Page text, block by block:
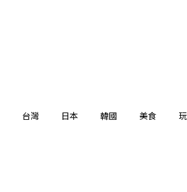
台灣 日本 韓國 美食